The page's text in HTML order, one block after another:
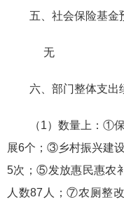
五、社会保险基金
无
六、部门整体支出
（1）数量上：①
展6个；③乡村振兴建
5次；⑤发放惠民惠农
人数87人；⑦农厕整